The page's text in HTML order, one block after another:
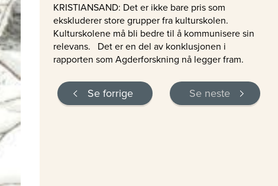
KRISTIANSAND: Det er ikke bare pris som
ekskluderer store grupper fra kulturskolen.
Kulturskolene må bli bedre til å kommunisere sin
relevans. Det er en del av konklusjonen i
rapporten som Agderforskning nå legger fram.
Se forrige Se neste